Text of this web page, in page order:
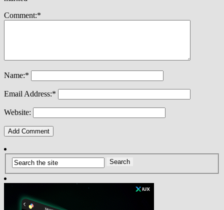
Comment:*
Name:*
Email Address:*
Website: